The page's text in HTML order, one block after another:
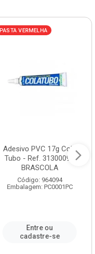
PASTA VERMELHA
Adesivo PVC 17g Cola
Tubo - Ref. 3130009 -
BRASCOLA
Código: 964094
Embalagem: PC0001PC
Entre ou
cadastre-se